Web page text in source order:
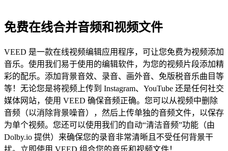
免费在线合并音频和视频文件
VEED 是一款在线视频编辑应用程序，可让您免费为视频添加
音乐。使用我们易于使用的编辑软件，为您的视频片段添加精
彩的配乐。添加背景音效、录音、画外音、免版税音乐曲目等
等！无论您是将视频上传到 Instagram、YouTube 还是任何社交
媒体网站，使用 VEED 确保音频正确。您可以从视频中删除
音频（以消除背景噪音），然后上传单独的音频文件，以保存
为单个视频。您还可以使用我们的自动“清洁音频”功能（由
Dolby.io 提供）来确保您的录音非常清晰且不受任何背景干
扰。立即使用 VEED 组合您的音乐和视频文件！